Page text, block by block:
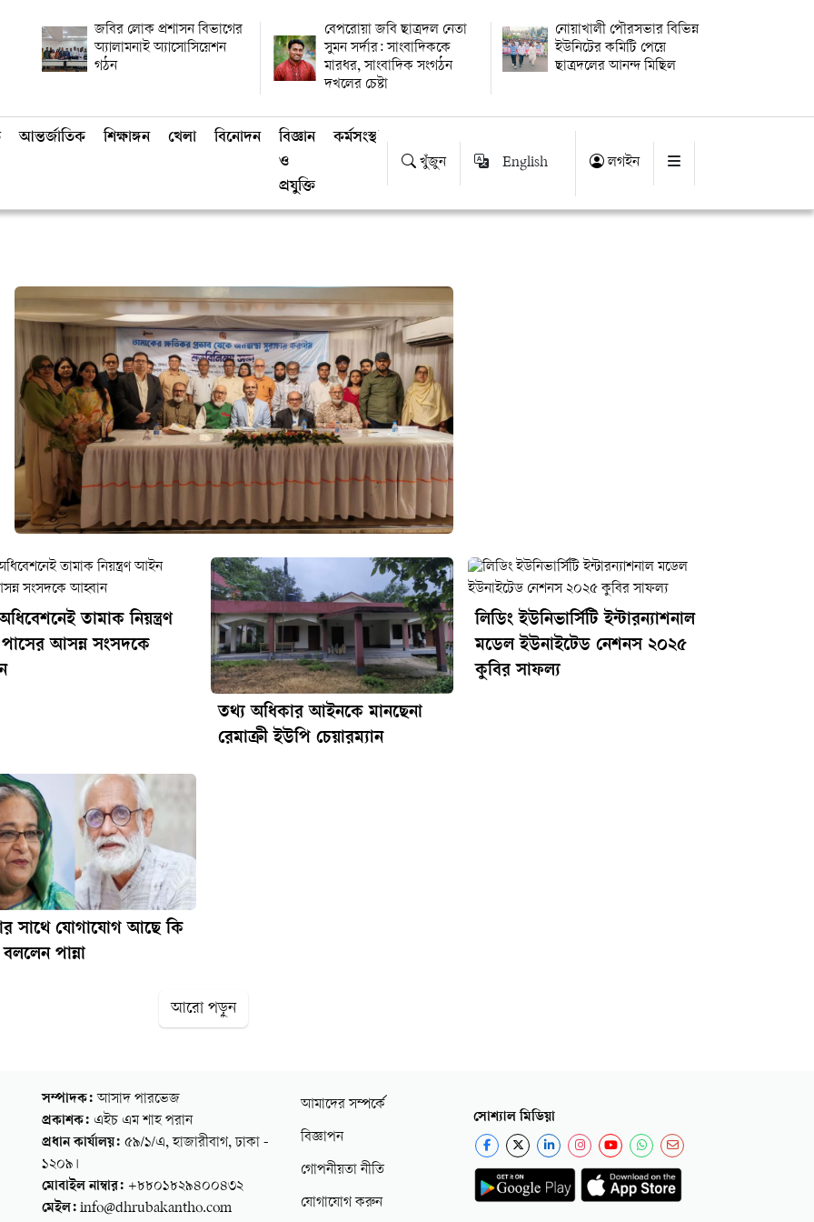
জবির লোক প্রশাসন বিভাগের
অ্যালামনাই অ্যাসোসিয়েশন
গঠন
বেপরোয়া জবি ছাত্রদল নেতা
সুমন সর্দার: সাংবাদিককে
মারধর, সাংবাদিক সংগঠন
দখলের চেষ্টা
নোয়াখালী পৌরসভার বিভিন্ন
ইউনিটের কমিটি পেয়ে
ছাত্রদলের আনন্দ মিছিল
আন্তর্জাতিক শিক্ষাঙ্গন খেলা বিনোদন
বিজ্ঞান
ও
প্রযুক্তি
কর্মসংস্থান
খুঁজুন English লগইন
তামাক নিয়ন্ত্রণ
আসন্ন সংসদকে
তথ্য অধিকার আইনকে মানছেনা
রেমাক্রী ইউপি চেয়ারম্যান
লিডিং ইউনিভার্সিটি ইন্টারন্যাশনাল
মডেল ইউনাইটেড নেশনস ২০২৫
কুবির সাফল্য
সাথে যোগাযোগ আছে কি
পান্না
আরো পড়ুন
সম্পাদক:আসাদ পারভেজ
প্রকাশক: এইচ এম শাহ পরান
প্রধান কার্যালয়: ৫৯/১/এ, হাজারীবাগ, ঢাকা -
১২০৯।
মোবাইল নাম্বার: +৮৮০১৮২৯৪০০৪৩২
মেইল: info@dhrubakantho.com
আমাদের সম্পর্কে
বিজ্ঞাপন
গোপনীয়তা নীতি
যোগাযোগ করুন
সোশ্যাল মিডিয়া